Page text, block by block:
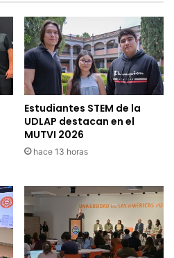
Estudiantes STEM de la
UDLAP destacan en el
MUTVI 2026
hace 13 horas